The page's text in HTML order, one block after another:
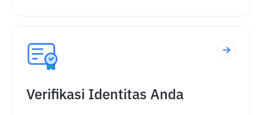
Verifikasi Identitas Anda